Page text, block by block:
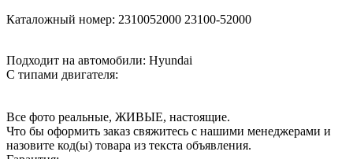
Каталожный номер: 2310052000 23100-52000
Подходит на автомобили: Hyundai
С типами двигателя:
Все фото реальные, ЖИВЫЕ, настоящие.
Что бы оформить заказ свяжитесь с нашими менеджерами и
назовите код(ы) товара из текста объявления.